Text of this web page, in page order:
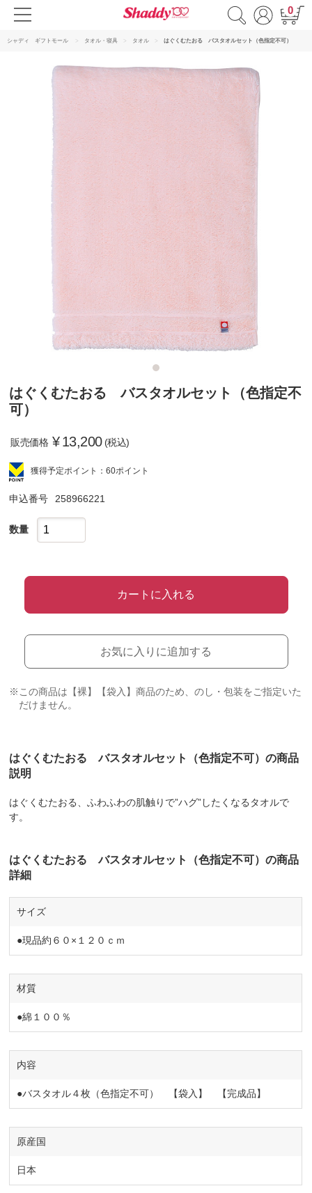
0
シャディ ギフトモール タオル・寝具 タオル はぐくむたおる バスタオルセット（色指定不可）
はぐくむたおる バスタオルセット（色指定不
可）
販売価格 ¥13,200 (税込)
獲得予定ポイント：60ポイント
申込番号 258966221
数量
カートに入れる
お気に入りに追加する
※この商品は【裸】【袋入】商品のため、のし・包装をご指定いた
だけません。
はぐくむたおる バスタオルセット（色指定不可）の商品
説明
はぐくむたおる、ふわふわの肌触りで”ハグ”したくなるタオルで
す。
はぐくむたおる バスタオルセット（色指定不可）の商品
詳細
サイズ
●現品約６０×１２０ｃｍ
材質
●綿１００％
内容
●バスタオル４枚（色指定不可） 【袋入】 【完成品】
原産国
日本